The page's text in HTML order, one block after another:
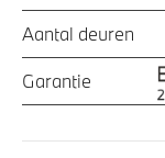
Aantal deuren
Garantie